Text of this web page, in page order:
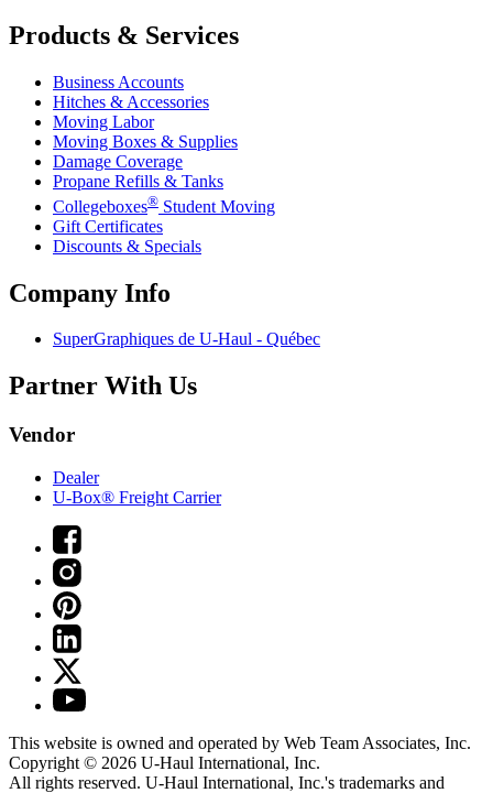
Products & Services
Business Accounts
Hitches & Accessories
Moving Labor
Moving Boxes & Supplies
Damage Coverage
Propane Refills & Tanks
Collegeboxes® Student Moving
Gift Certificates
Discounts & Specials
Company Info
SuperGraphiques de U-Haul - Québec
Partner With Us
Vendor
Dealer
U-Box® Freight Carrier
This website is owned and operated by Web Team Associates, Inc.
Copyright © 2026 U-Haul International, Inc.
All rights reserved. U-Haul International, Inc.'s trademarks and